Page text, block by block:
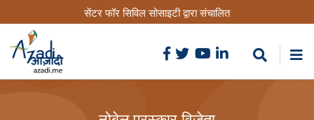
to
content
सेंटर फॉर सिविल सोसाइटी द्वारा संचालित